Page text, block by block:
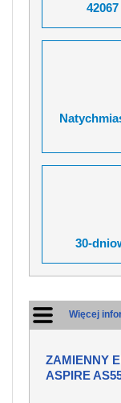
42067
30-
Więcej
ZAMIENNY
ASPIRE